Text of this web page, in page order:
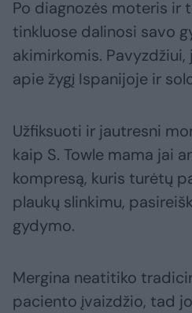
Po diagnozės moteris ir
tinkluose dalinosi savo
akimirkomis.
apie žygį Ispanijoje ir
Užfiksuoti ir jautresni
kaip S. Towle mama jai
kompresą, kuris turėtų
plaukų slinkimu,
gydymo.
Mergina neatitiko
paciento įvaizdžio, tad